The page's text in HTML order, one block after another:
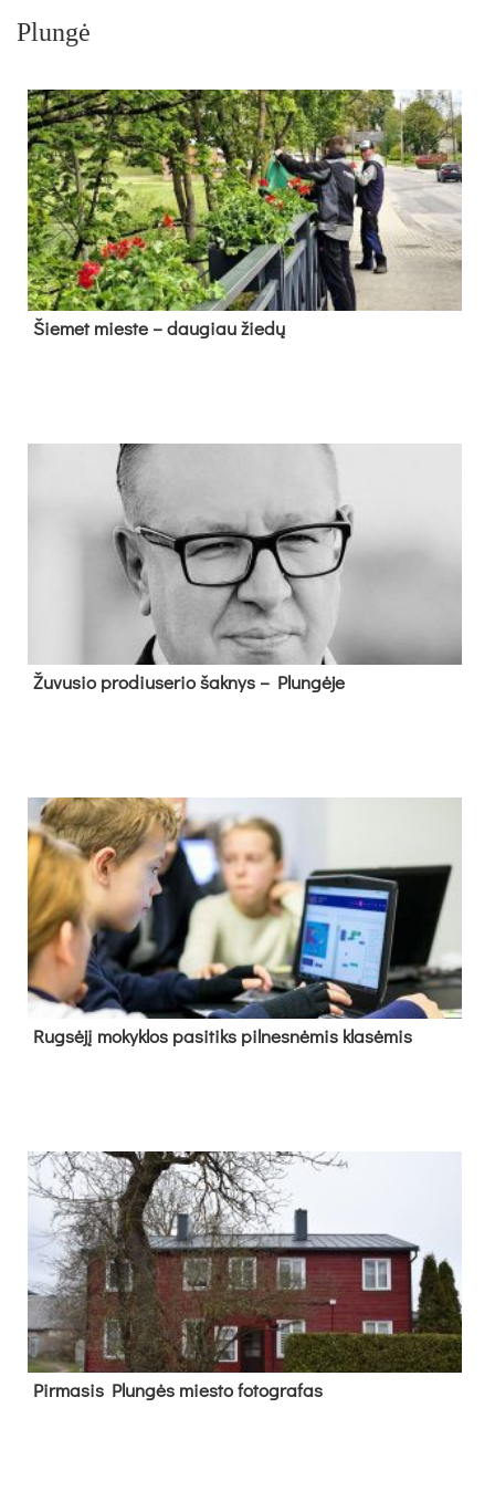
Plungė
Šie­met mies­te – dau­giau žie­dų
Žu­vu­sio pro­diu­se­rio šak­nys – Plun­gė­je
Rug­sė­jį mo­kyk­los pa­si­tiks pil­nes­nė­mis kla­sė­mis
Pir­ma­sis Plun­gės mies­to fo­tog­ra­fas